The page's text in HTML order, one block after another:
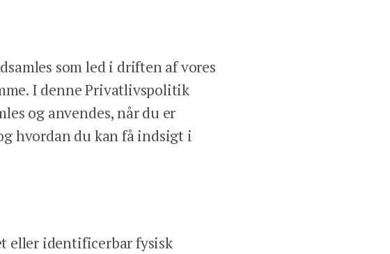
som led i driften af vores
I denne Privatlivspolitik
og anvendes, når du er
hvordan du kan få indsigt i
eller identificerbar fysisk